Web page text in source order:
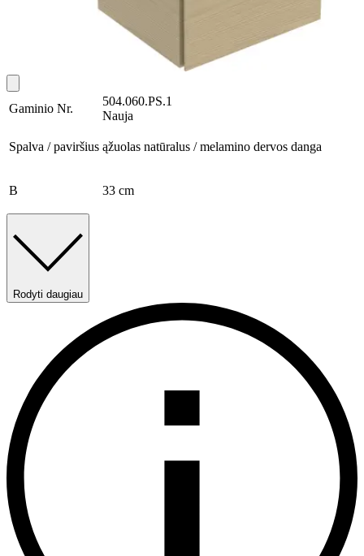
Gaminio Nr.
504.060.PS.1
Nauja
Spalva / paviršius ąžuolas natūralus / melamino dervos danga
B 33 cm
Rodyti daugiau